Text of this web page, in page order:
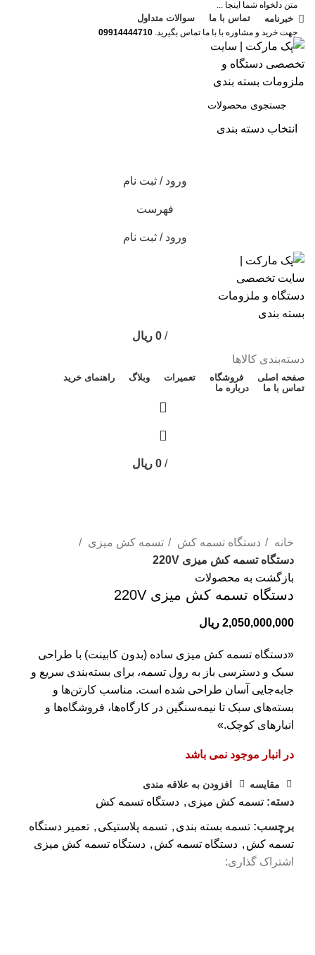
متن دلخواه شما اینجا ...
خبرنامه تماس با ما سوالات متداول
جهت خرید و مشاوره با با ما تماس بگیرید. 09914444710
انتخاب دسته بندی
ورود / ثبت نام
فهرست
ورود / ثبت نام
/
0 ریال
دسته‌بندی کالاها
صفحه اصلی فروشگاه تعمیرات وبلاگ
راهنمای خرید
تماس با ما
درباره ما
/
0 ریال
خانه
دستگاه تسمه کش
تسمه کش میزی
دستگاه تسمه کش میزی 220V
بازگشت به محصولات
دستگاه تسمه کش میزی 220V
2,050,000,000 ریال
«دستگاه تسمه‌ کش میزی ساده (بدون کابینت) با طراحی
سبک و دسترسی باز به رول تسمه، برای بسته‌بندی سریع و
جابه‌جایی آسان طراحی شده است. مناسب کارتن‌ها و
بسته‌های سبک تا نیمه‌سنگین در کارگاه‌ها، فروشگاه‌ها و
انبارهای کوچک.»
در انبار موجود نمی باشد
مقایسه افزودن به علاقه مندی
دسته: تسمه کش میزی , دستگاه تسمه کش
برچسب: تسمه بسته بندی , تسمه پلاستیکی , تعمیر دستگاه
تسمه کش , دستگاه تسمه کش , دستگاه تسمه کش میزی
اشتراک گذاری: